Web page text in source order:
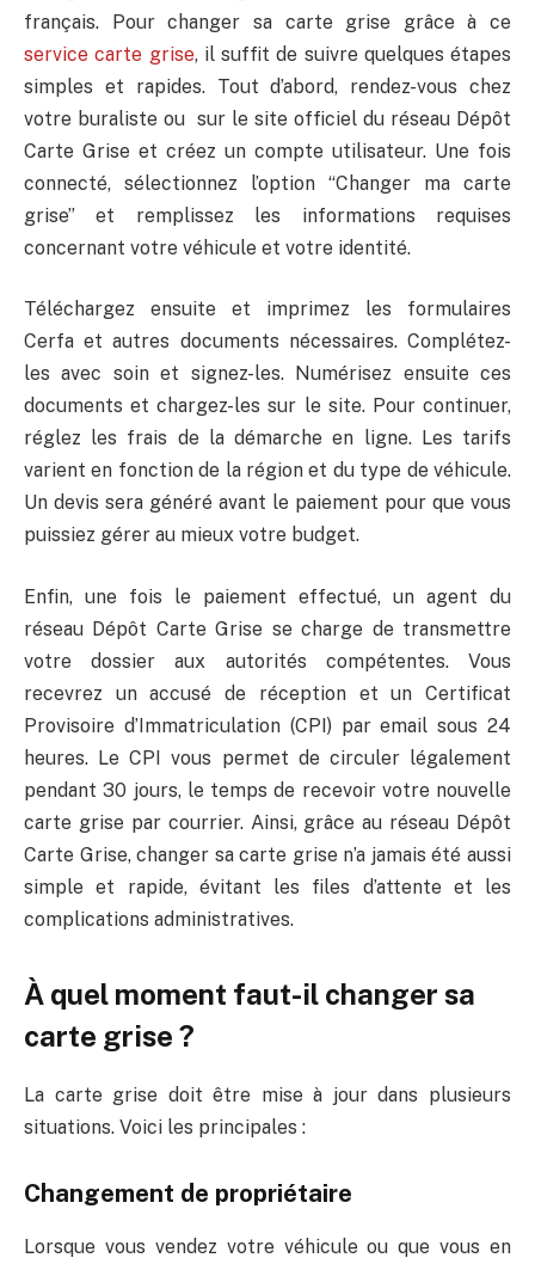
français. Pour changer sa carte grise grâce à ce
service carte grise, il suffit de suivre quelques étapes
simples et rapides. Tout d’abord, rendez-vous chez
votre buraliste ou sur le site officiel du réseau Dépôt
Carte Grise et créez un compte utilisateur. Une fois
connecté, sélectionnez l’option “Changer ma carte
grise” et remplissez les informations requises
concernant votre véhicule et votre identité.
Téléchargez ensuite et imprimez les formulaires
Cerfa et autres documents nécessaires. Complétez-
les avec soin et signez-les. Numérisez ensuite ces
documents et chargez-les sur le site. Pour continuer,
réglez les frais de la démarche en ligne. Les tarifs
varient en fonction de la région et du type de véhicule.
Un devis sera généré avant le paiement pour que vous
puissiez gérer au mieux votre budget.
Enfin, une fois le paiement effectué, un agent du
réseau Dépôt Carte Grise se charge de transmettre
votre dossier aux autorités compétentes. Vous
recevrez un accusé de réception et un Certificat
Provisoire d’Immatriculation (CPI) par email sous 24
heures. Le CPI vous permet de circuler légalement
pendant 30 jours, le temps de recevoir votre nouvelle
carte grise par courrier. Ainsi, grâce au réseau Dépôt
Carte Grise, changer sa carte grise n’a jamais été aussi
simple et rapide, évitant les files d’attente et les
complications administratives.
À quel moment faut-il changer sa
carte grise ?
La carte grise doit être mise à jour dans plusieurs
situations. Voici les principales :
Changement de propriétaire
Lorsque vous vendez votre véhicule ou que vous en